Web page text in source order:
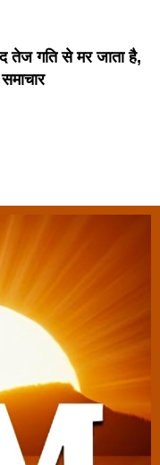
तेज गति से मर जाता है,